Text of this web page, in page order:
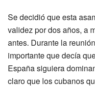
Se decidió que esta
validez por dos años, a
antes. Durante la
importante que decía
España siguiera
claro que los cubanos